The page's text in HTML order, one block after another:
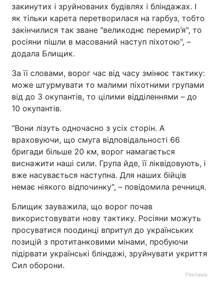
закинутих і зруйнованих будівлях і бліндажах. І
як тільки карета перетворилася на гарбуз, тобто
закінчилися так зване "великоднє перемир’я", то
росіяни пішли в масований наступ піхотою", –
додала Блищик.
За її словами, ворог час від часу змінює тактику:
може штурмувати то малими піхотними групами
від до 3 окупантів, то цілими відділеннями – до
10 окупантів.
"Вони лізуть одночасно з усіх сторін. А
враховуючи, що смуга відповідальності 66
бригади більше 20 км, ворог намагається
виснажити наші сили. Група йде, її ліквідовують, і
вже насувається наступна. Для наших бійців
немає ніякого відпочинку", – повідомила речниця.
Блищик зауважила, що ворог почав
використовувати нову тактику. Росіяни можуть
просуватися поодинці впритул до українських
позицій з протитанковими мінами, пробуючи
підірвати українські бліндажі, зруйнувати укриття
Сил оборони.
Реклама